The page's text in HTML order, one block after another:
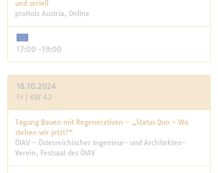
und seriell
proHolz Austria, Online
17:00 -19:00
18.10.2024
Fr | KW 42
Tagung Bauen mit Regenerativen – „Status Quo – Wo
stehen wir jetzt?“
ÖIAV – Österreichischer Ingenieur- und Architekten-
Verein, Festsaal des ÖIAV